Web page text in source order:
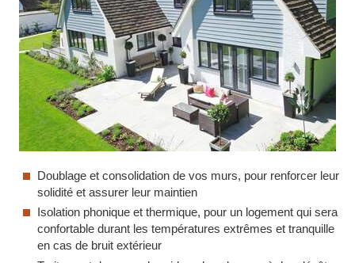
Doublage et consolidation de vos murs, pour renforcer leur
solidité et assurer leur maintien
Isolation phonique et thermique, pour un logement qui sera
confortable durant les températures extrêmes et tranquille
en cas de bruit extérieur